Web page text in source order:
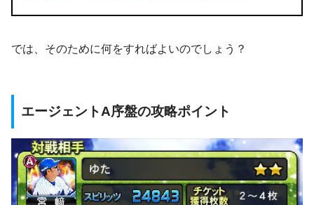
では、そのために何をすればよいのでしょう？
エージェントA序盤の攻略ポイント